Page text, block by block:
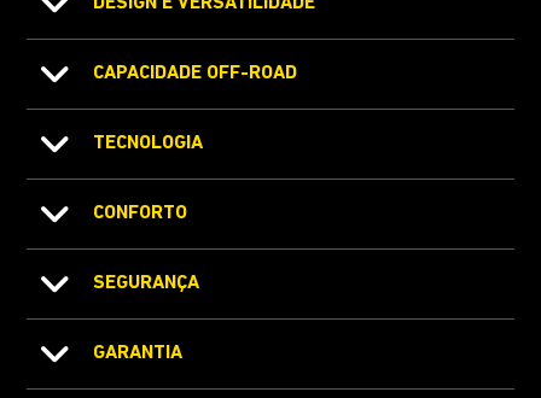
CAPACIDADE OFF-ROAD
TECNOLOGIA
CONFORTO
SEGURANÇA
GARANTIA